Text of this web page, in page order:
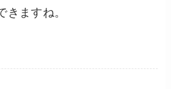
きますね。